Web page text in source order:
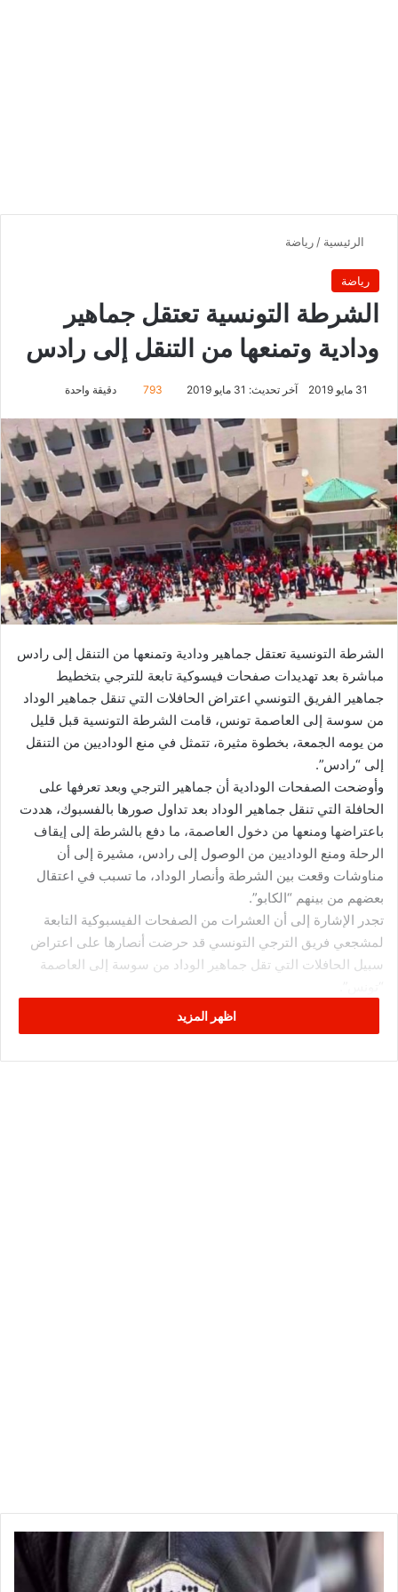
الرئيسية / رياضة
رياضة
الشرطة التونسية تعتقل جماهير
ودادية وتمنعها من التنقل إلى رادس
31 مايو 2019 آخر تحديث: 31 مايو 2019 793 دقيقة واحدة
الشرطة التونسية تعتقل جماهير ودادية وتمنعها من التنقل إلى رادس
مباشرة بعد تهديدات صفحات فيسوكية تابعة للترجي بتخطيط
جماهير الفريق التونسي اعتراض الحافلات التي تنقل جماهير الوداد
من سوسة إلى العاصمة تونس، قامت الشرطة التونسية قبل قليل
من يومه الجمعة، بخطوة مثيرة، تتمثل في منع الوداديين من التنقل
إلى “رادس”.
وأوضحت الصفحات الودادية أن جماهير الترجي وبعد تعرفها على
الحافلة التي تنقل جماهير الوداد بعد تداول صورها بالفسبوك، هددت
باعتراضها ومنعها من دخول العاصمة، ما دفع بالشرطة إلى إيقاف
الرحلة ومنع الوداديين من الوصول إلى رادس، مشيرة إلى أن
مناوشات وقعت بين الشرطة وأنصار الوداد، ما تسبب في اعتقال
بعضهم من بينهم “الكابو”.
تجدر الإشارة إلى أن العشرات من الصفحات الفيسبوكية التابعة
لمشجعي فريق الترجي التونسي قد حرضت أنصارها على اعتراض
سبيل الحافلات التي تقل جماهير الوداد من سوسة إلى العاصمة
اظهر المزيد